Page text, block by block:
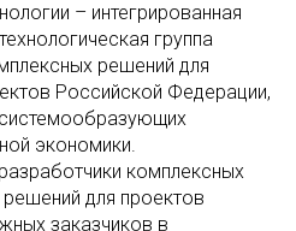
– интегрированная
группа
решений для
Российской Федерации,
экономики.
комплексных
для проектов
заказчиков в